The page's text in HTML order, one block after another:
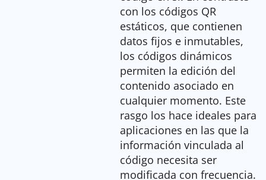
con los códigos QR
estáticos, que contienen
datos fijos e inmutables,
los códigos dinámicos
permiten la edición del
contenido asociado en
cualquier momento. Este
rasgo los hace ideales para
aplicaciones en las que la
información vinculada al
código necesita ser
modificada con frecuencia.